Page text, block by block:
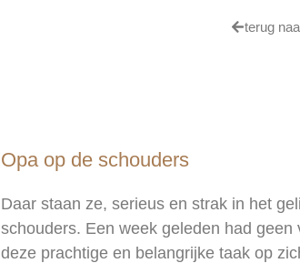
terug
Opa op de schouders
Daar staan ze, serieus en strak in het
schouders. Een week geleden had
deze prachtige en belangrijke taak op